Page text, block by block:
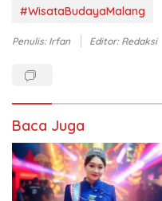
#WisataBudayaMalang
Penulis: Irfan Editor: Redaksi
Baca Juga